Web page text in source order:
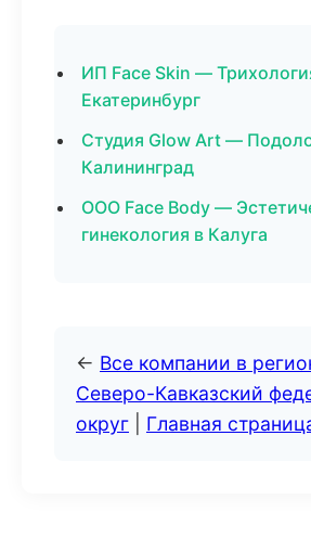
ИП Face Skin —
Екатеринбург
Студия Glow Art —
Калининград
ООО Face Body —
гинекология в Калуга
← Все компании в
Северо-Кавказский
округ
Главная